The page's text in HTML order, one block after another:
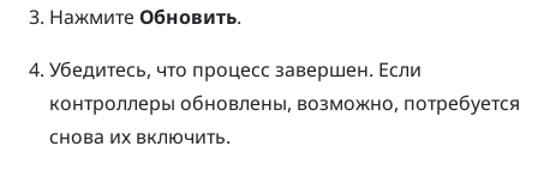
Нажмите Обновить.
Убедитесь, что процесс завершен. Если
контроллеры обновлены, возможно, потребуется
снова их включить.